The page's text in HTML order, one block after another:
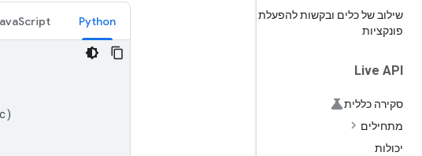
שילוב של כלים ובקשות להפעלת
פונקציות
Live API
סקירה כללית
מתחילים
יכולות
Python
)